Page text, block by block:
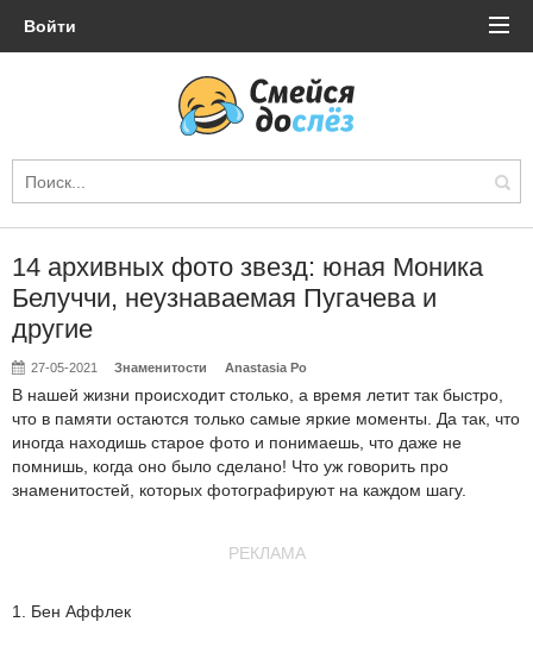
Войти
14 архивных фото звезд: юная Моника
Белуччи, неузнаваемая Пугачева и
другие
27-05-2021 Знаменитости Anastasia Po
В нашей жизни происходит столько, а время летит так быстро,
что в памяти остаются только самые яркие моменты. Да так, что
иногда находишь старое фото и понимаешь, что даже не
помнишь, когда оно было сделано! Что уж говорить про
знаменитостей, которых фотографируют на каждом шагу.
РЕКЛАМА
1. Бен Аффлек